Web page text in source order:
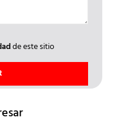
de este sitio